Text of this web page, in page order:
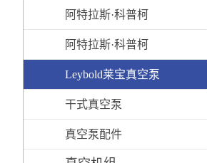
空泵
AtlasCopco-螺杆真空
泵
阿特拉斯·科普柯
AtlasCopco-罗茨真空
泵
阿特拉斯·科普柯
AtlasCopco-水环真空
泵
Leybold莱宝真空泵
干式真空泵
真空泵配件